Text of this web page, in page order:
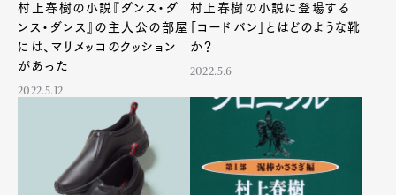
村上春樹の小説『ダンス・ダ
ンス・ダンス』の主人公の部屋
には、マリメッコのクッション
があった
2022.5.12
村上春樹の小説に登場する
「コードバン」とはどのような靴
か？
2022.5.6